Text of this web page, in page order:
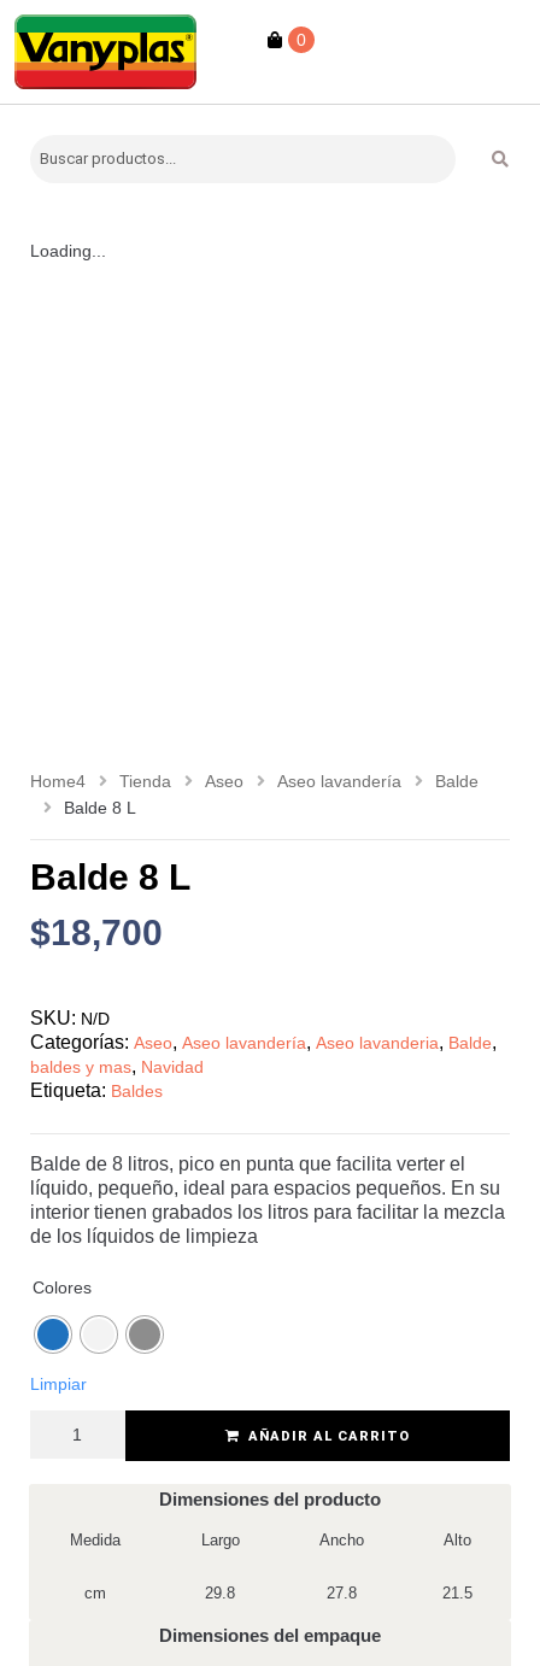
0
Loading...
Home4 Tienda Aseo Aseo lavandería
Balde
Balde 8 L
Balde 8 L
$18,700
SKU: N/D
Categorías: Aseo, Aseo lavandería, Aseo lavanderia, Balde,
baldes y mas, Navidad
Etiqueta: Baldes
Balde de 8 litros, pico en punta que facilita verter el
líquido, pequeño, ideal para espacios pequeños. En su
interior tienen grabados los litros para facilitar la mezcla
de los líquidos de limpieza
Colores
Limpiar
AÑADIR AL CARRITO
Dimensiones del producto
Medida Largo Ancho Alto
cm 29.8 27.8 21.5
Dimensiones del empaque